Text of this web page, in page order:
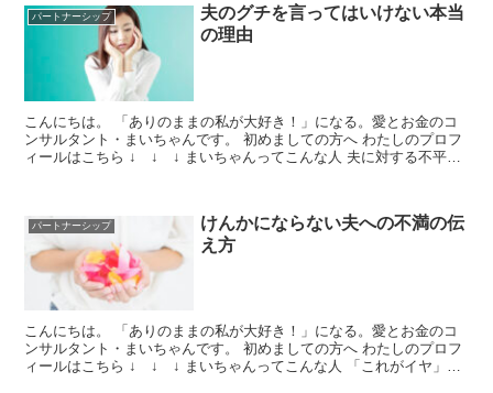
パートナーシップ
夫のグチを言ってはいけない本当
の理由
こんにちは。 「ありのままの私が大好き！」になる。愛とお金のコ
ンサルタント・まいちゃんです。 初めましての方へ わたしのプロフ
ィールはこちら ↓ ↓ ↓ まいちゃんってこんな人 夫に対する不平不
パートナーシップ
けんかにならない夫への不満の伝
え方
こんにちは。 「ありのままの私が大好き！」になる。愛とお金のコ
ンサルタント・まいちゃんです。 初めましての方へ わたしのプロフ
ィールはこちら ↓ ↓ ↓ まいちゃんってこんな人 「これがイヤ」